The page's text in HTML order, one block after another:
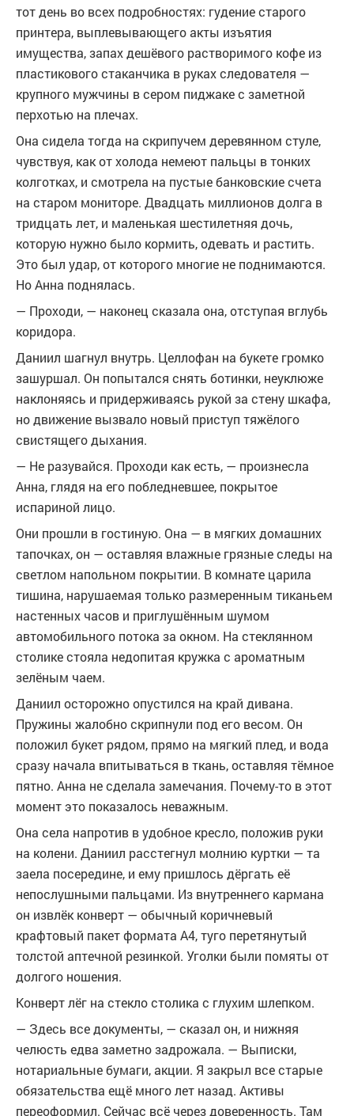
тот день во всех подробностях: гудение старого
принтера, выплевывающего акты изъятия
имущества, запах дешёвого растворимого кофе из
пластикового стаканчика в руках следователя —
крупного мужчины в сером пиджаке с заметной
перхотью на плечах.
Она сидела тогда на скрипучем деревянном стуле,
чувствуя, как от холода немеют пальцы в тонких
колготках, и смотрела на пустые банковские счета
на старом мониторе. Двадцать миллионов долга в
тридцать лет, и маленькая шестилетняя дочь,
которую нужно было кормить, одевать и растить.
Это был удар, от которого многие не поднимаются.
Но Анна поднялась.
— Проходи, — наконец сказала она, отступая вглубь
коридора.
Даниил шагнул внутрь. Целлофан на букете громко
зашуршал. Он попытался снять ботинки, неуклюже
наклоняясь и придерживаясь рукой за стену шкафа,
но движение вызвало новый приступ тяжёлого
свистящего дыхания.
— Не разувайся. Проходи как есть, — произнесла
Анна, глядя на его побледневшее, покрытое
испариной лицо.
Они прошли в гостиную. Она — в мягких домашних
тапочках, он — оставляя влажные грязные следы на
светлом напольном покрытии. В комнате царила
тишина, нарушаемая только размеренным тиканьем
настенных часов и приглушённым шумом
автомобильного потока за окном. На стеклянном
столике стояла недопитая кружка с ароматным
зелёным чаем.
Даниил осторожно опустился на край дивана.
Пружины жалобно скрипнули под его весом. Он
положил букет рядом, прямо на мягкий плед, и вода
сразу начала впитываться в ткань, оставляя тёмное
пятно. Анна не сделала замечания. Почему-то в этот
момент это показалось неважным.
Она села напротив в удобное кресло, положив руки
на колени. Даниил расстегнул молнию куртки — та
заела посередине, и ему пришлось дёргать её
непослушными пальцами. Из внутреннего кармана
он извлёк конверт — обычный коричневый
крафтовый пакет формата А4, туго перетянутый
толстой аптечной резинкой. Уголки были помяты от
долгого ношения.
Конверт лёг на стекло столика с глухим шлепком.
— Здесь все документы, — сказал он, и нижняя
челюсть едва заметно задрожала. — Выписки,
нотариальные бумаги, акции. Я закрыл все старые
обязательства ещё много лет назад. Активы
переоформил. Сейчас всё через доверенность. Там